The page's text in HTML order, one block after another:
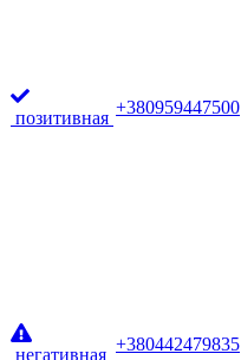
позитивная
+380959447500
негативная
+380442479835